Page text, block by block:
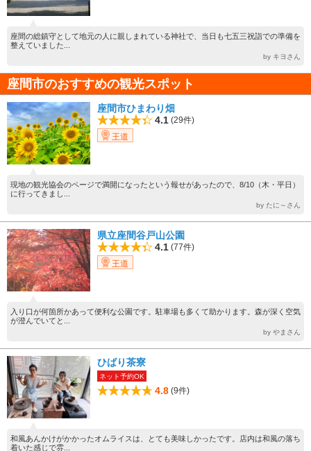
座間の総鎮守として地元の人に親しまれている神社で、当日も七五三祝詣での準備を
整えていました...
by キヨさん
座間市のおすすめの観光スポット
座間市ひまわり畑
4.1 (29件)
王道
現地の観光協会のページで満開になったという報せがあったので、8/10（木・平日）
に行ってきまし...
by たに～さん
県立座間谷戸山公園
4.1 (77件)
王道
入り口が何箇所かあって便利な公園です。駐車場も多くて助かります。森が深く空気
が澄んでいてと...
by やまさん
ひばり茶寮
ネット予約OK
4.8 (9件)
和風あんかけがかかったオムライスは、とても美味しかったです。店内は和風の落ち
着いた感じで雰...